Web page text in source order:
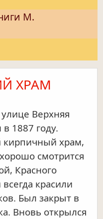
М.
ХРАМ
Верхняя
1887 году.
кирпичный храм,
смотрится
Красного
красили
Был закрыт в
Вновь открылся